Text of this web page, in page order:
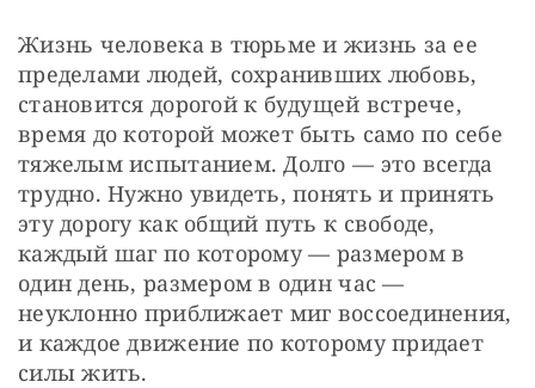
Жизнь человека в тюрьме и жизнь за ее
пределами людей, сохранивших любовь,
становится дорогой к будущей встрече,
время до которой может быть само по себе
тяжелым испытанием. Долго — это всегда
трудно. Нужно увидеть, понять и принять
эту дорогу как общий путь к свободе,
каждый шаг по которому — размером в
один день, размером в один час —
неуклонно приближает миг воссоединения,
и каждое движение по которому придает
силы жить.